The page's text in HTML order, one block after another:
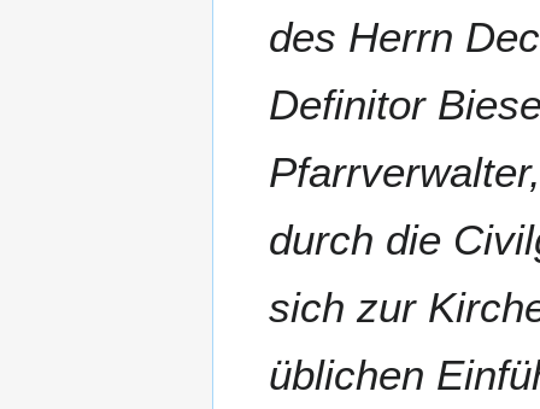
des Herrn
Definitor
durch die
sich zur
üblichen